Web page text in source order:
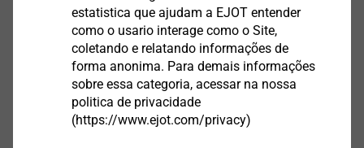
Exibir produto
estatistica que ajudam a EJOT entender
como o usario interage como o Site,
coletando e relatando informações de
forma anonima. Para demais informações
sobre essa categoria, acessar na nossa
politica de privacidade
(https://www.ejot.com/privacy)